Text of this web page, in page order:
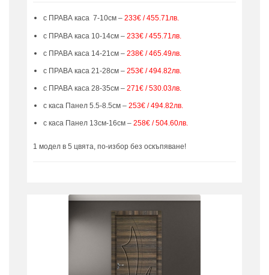
с ПРАВА каса 7-10см –233€ / 455.71лв.
с ПРАВА каса 10-14см –233€ / 455.71лв.
с ПРАВА каса 14-21см –238€ / 465.49лв.
с ПРАВА каса 21-28см –253€ / 494.82лв.
с ПРАВА каса 28-35см –271€ / 530.03лв.
с каса Панел 5.5-8.5см –253€ / 494.82лв.
с каса Панел 13см-16см –258€ / 504.60лв.
1 модел в 5 цвята, по-избор без оскъпяване!